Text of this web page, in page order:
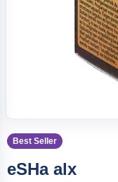
Best Seller
eSHa alx